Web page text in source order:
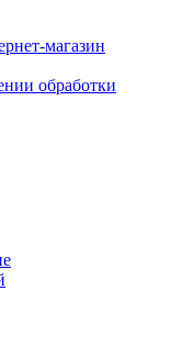
магазин
обработки